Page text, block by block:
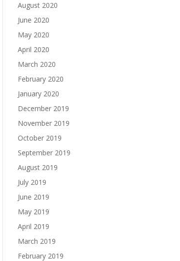
August 2020
June 2020
May 2020
April 2020
March 2020
February 2020
January 2020
December 2019
November 2019
October 2019
September 2019
August 2019
July 2019
June 2019
May 2019
April 2019
March 2019
February 2019